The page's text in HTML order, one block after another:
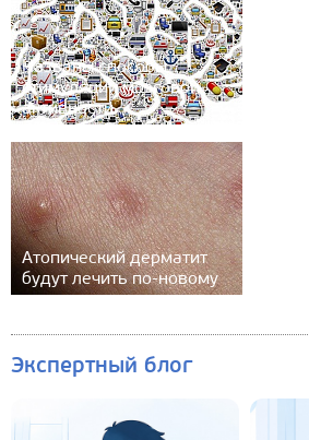
Названы способы
стимуляции мозговой
активности
Атопический дерматит
будут лечить по-новому
Экспертный блог